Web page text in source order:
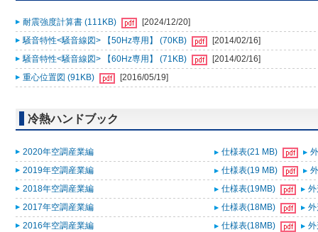
耐震強度計算書 (111KB)
[2024/12/20]
騒音特性<騒音線図> 【50Hz専用】 (70KB)
[2014/02/16]
騒音特性<騒音線図> 【60Hz専用】 (71KB)
[2014/02/16]
重心位置図 (91KB)
[2016/05/19]
冷熱ハンドブック
2020年空調産業編 仕様表(21 MB)
2019年空調産業編
仕様表(19 MB)
2018年空調産業編
仕様表(19MB)
2017年空調産業編
仕様表(18MB)
2016年空調産業編
仕様表(18MB)